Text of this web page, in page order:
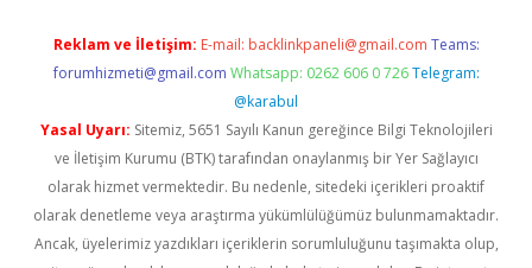
Reklam ve İletişim: E-mail: backlinkpaneli@gmail.com Teams:
forumhizmeti@gmail.com Whatsapp: 0262 606 0 726 Telegram:
@karabul
Yasal Uyarı: Sitemiz, 5651 Sayılı Kanun gereğince Bilgi Teknolojileri
ve İletişim Kurumu (BTK) tarafından onaylanmış bir Yer Sağlayıcı
olarak hizmet vermektedir. Bu nedenle, sitedeki içerikleri proaktif
olarak denetleme veya araştırma yükümlülüğümüz bulunmamaktadır.
Ancak, üyelerimiz yazdıkları içeriklerin sorumluluğunu taşımakta olup,